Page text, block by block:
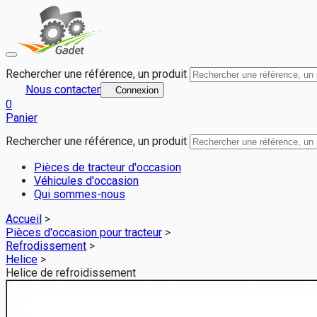
Helice de refroidissement pour NEW HOLLAND T6.120 - Gadet
Rechercher une référence, un produit
Nous contacter
Connexion
0
Panier
Rechercher une référence, un produit
Pièces de tracteur d'occasion
Véhicules d'occasion
Qui sommes-nous
Accueil >
Pièces d'occasion pour tracteur >
Refrodissement >
Helice >
Helice de refroidissement